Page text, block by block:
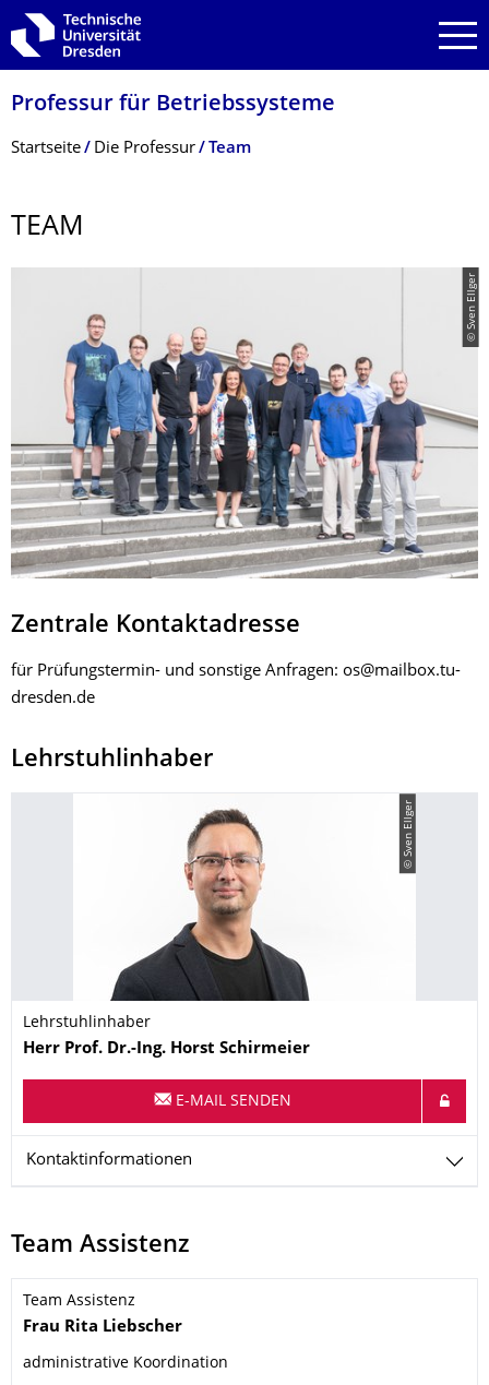
Zur Hauptnavigation springen
Zur Suche springen
Zum Inhalt springen
Professur für Betriebssysteme
Breadcrumb-Menü
Startseite Die Professur Team
TEAM
© Sven Ellger
Zentrale Kontaktadresse
für Prüfungstermin- und sonstige Anfragen: os@mailbox.tu-
dresden.de
Lehrstuhlinhaber
© Sven Ellger
Lehrstuhlinhaber
Name
Herr Prof. Dr.-Ing. Horst Schirmeier
E-MAIL SENDEN
Kontaktinformationen
Team Assistenz
Team Assistenz
Name
Frau Rita Liebscher
administrative Koordination